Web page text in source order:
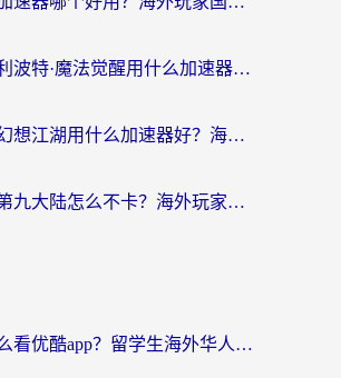
美国玩哈利波特·魔法觉醒用什么加速器？告别延迟的终极指南（含免费QQ炫舞方案+印尼妄想山海秘籍）
在欧洲打幻想江湖用什么加速器好？海外玩家国服游戏畅玩指南
加拿大玩第九大陆怎么不卡？海外玩家国服游戏加速全攻略（附足球世界萤火突击实测）
在国外怎么看优酷app？留学生海外华人必看的无限制追剧指南